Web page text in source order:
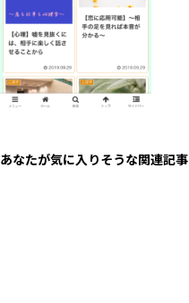
あなたが気に入りそうな関連記事